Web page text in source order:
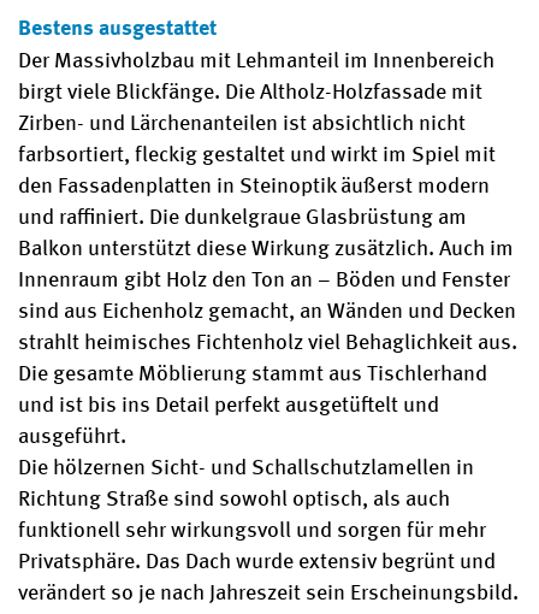
Bestens ausgestattet
Der Massivholzbau mit Lehmanteil im Innenbereich
birgt viele Blickfänge. Die Altholz-Holzfassade mit
Zirben- und Lärchenanteilen ist absichtlich nicht
farbsortiert, fleckig gestaltet und wirkt im Spiel mit
den Fassadenplatten in Steinoptik äußerst modern
und raffiniert. Die dunkelgraue Glasbrüstung am
Balkon unterstützt diese Wirkung zusätzlich. Auch im
Innenraum gibt Holz den Ton an – Böden und Fenster
sind aus Eichenholz gemacht, an Wänden und Decken
strahlt heimisches Fichtenholz viel Behaglichkeit aus.
Die gesamte Möblierung stammt aus Tischlerhand
und ist bis ins Detail perfekt ausgetüftelt und
ausgeführt.
Die hölzernen Sicht- und Schallschutzlamellen in
Richtung Straße sind sowohl optisch, als auch
funktionell sehr wirkungsvoll und sorgen für mehr
Privatsphäre. Das Dach wurde extensiv begrünt und
verändert so je nach Jahreszeit sein Erscheinungsbild.